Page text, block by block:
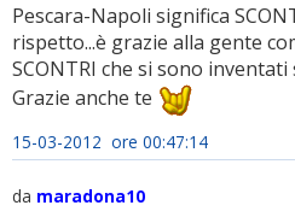
Pescara-Napoli significa
rispetto...è grazie alla gente
SCONTRI che si sono inventati
Grazie anche te
15-03-2012 ore 00:47:14
da maradona10